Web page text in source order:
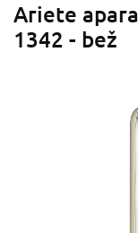
Ariete
1342 - bež